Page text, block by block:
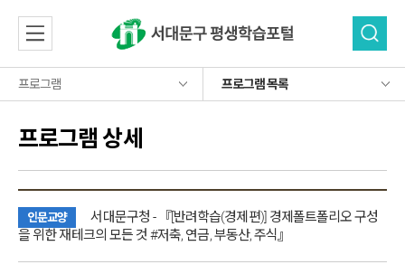
소개
평생학습소개
이용안내
자주 묻는 질문
오시는길
프로그램
사이버강좌
평생학습기관
자료실
평생교육자료
참여마당
프로그램
프로그램
자료실
프로그램 목록
사이버강좌
프로그램 상세
인문교양
서대문구청 - 『[반려학습(경제편)] 경제폴트폴리오 구성
을 위한 재테크의 모든 것 #저축, 연금, 부동산, 주식』